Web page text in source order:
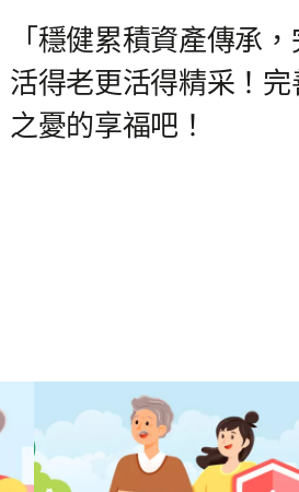
「穩健累積資產傳承
活得老更活得精采！
之憂的享福吧！